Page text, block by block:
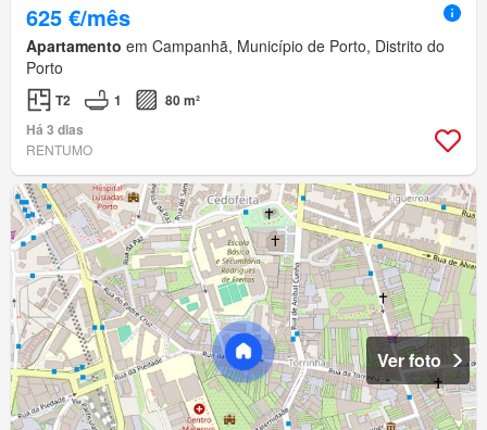
625 €/mês
Apartamento em Campanhã, Município de Porto, Distrito do
Porto
T2 1
80 m²
Há 3 dias
RENTUMO
Ver foto